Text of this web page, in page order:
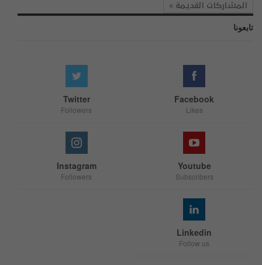
المشاركات القديمة
تابعونا
Facebook
Likes
Twitter
Followers
Youtube
Subscribers
Instagram
Followers
Linkedin
Follow us